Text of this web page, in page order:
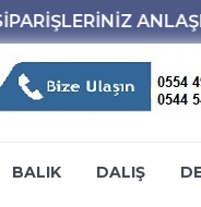
BALIK DALIŞ